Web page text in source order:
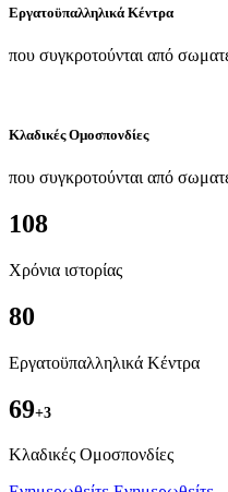
Εργατοϋπαλληλικά Κέντρα
που συγκροτούνται από
Κλαδικές Ομοσπονδίες
που συγκροτούνται από
108
Χρόνια ιστορίας
80
Εργατοϋπαλληλικά Κέντρα
69+3
Kλαδικές Ομοσπονδίες